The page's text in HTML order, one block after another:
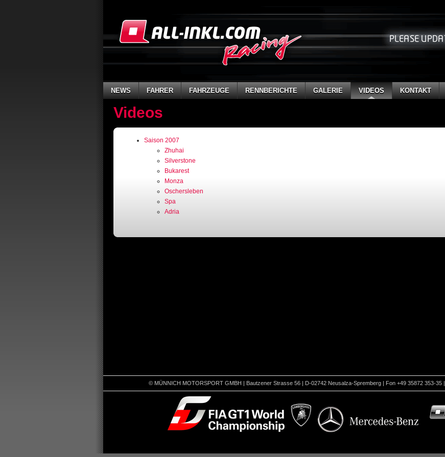
NEWS FAHRER FAHRZEUGE RENNBERICHTE GALERIE VIDEOS KONTAKT
Videos
Saison 2007
Zhuhai
Silverstone
Bukarest
Monza
Oschersleben
Spa
Adria
© MÜNNICH MOTORSPORT GMBH | Bautzener Strasse 56 | D-02742 Neusalza-Spremberg | Fon +49 35872 353-35 |